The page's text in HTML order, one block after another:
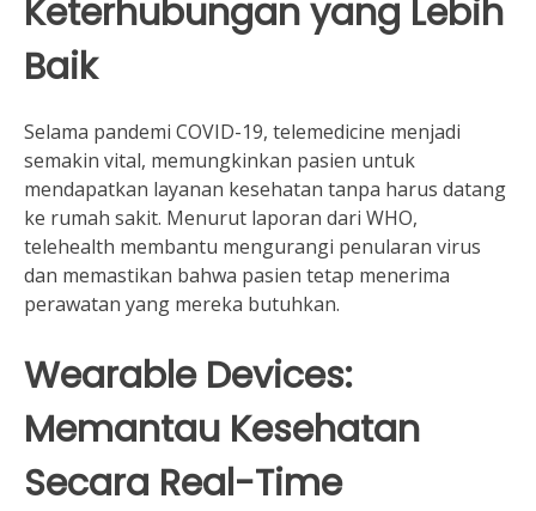
Keterhubungan yang Lebih
Baik
Selama pandemi COVID-19, telemedicine menjadi
semakin vital, memungkinkan pasien untuk
mendapatkan layanan kesehatan tanpa harus datang
ke rumah sakit. Menurut laporan dari WHO,
telehealth membantu mengurangi penularan virus
dan memastikan bahwa pasien tetap menerima
perawatan yang mereka butuhkan.
Wearable Devices:
Memantau Kesehatan
Secara Real-Time